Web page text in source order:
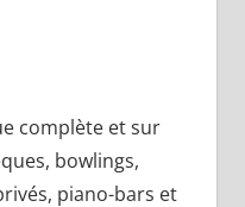
complète et sur
bowlings,
piano-bars et